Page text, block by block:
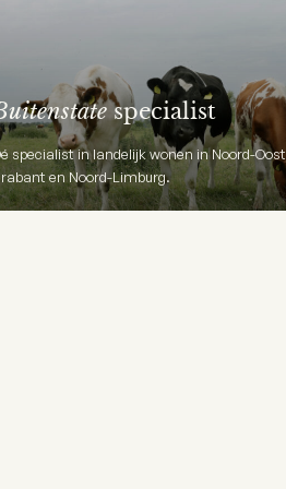
specialist
specialist in landelijk wonen in Noord-Oost
en Noord-Limburg.